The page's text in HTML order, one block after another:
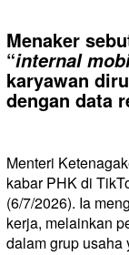
Menaker
“internal
karyawan
dengan data
Menteri
kabar PHK di
(6/7/2026). Ia
kerja, melainkan
dalam grup usaha